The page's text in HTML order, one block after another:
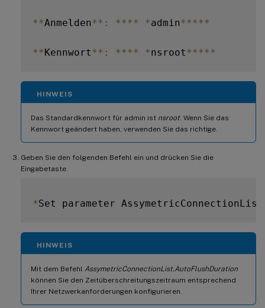
**Anmelden** : **** *admin*****
** Kennwort** : **** *nsroot*****
HINWEIS
Das Standardkennwort für admin ist nsroot. Wenn Sie das
Kennwort geändert haben, verwenden Sie das richtige.
Geben Sie den folgenden Befehl ein und drücken Sie die
Eingabetaste.
*Set parameter AssymetricConnectionList
HINWEIS
Mit dem Befehl AssymetricConnectionList.AutoFlushDuration
können Sie den Zeitüberschreitungszeitraum entsprechend
Ihrer Netzwerkanforderungen konfigurieren.